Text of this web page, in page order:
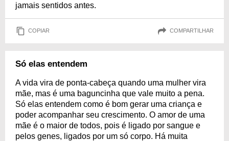
jamais sentidos antes.
COPIAR COMPARTILHAR
Só elas entendem
A vida vira de ponta-cabeça quando uma mulher vira
mãe, mas é uma baguncinha que vale muito a pena.
Só elas entendem como é bom gerar uma criança e
poder acompanhar seu crescimento. O amor de uma
mãe é o maior de todos, pois é ligado por sangue e
pelos genes, ligados por um só corpo. Há muita